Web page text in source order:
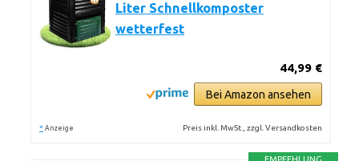
Liter Schnellkomposter
wetterfest
44,99 €
Bei Amazon ansehen
* Anzeige Preis inkl. MwSt., zzgl. Versandkosten